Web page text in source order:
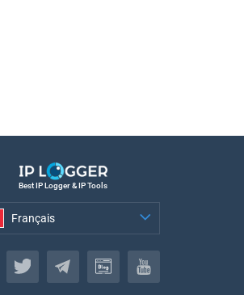
Best IP Logger & IP Tools
Français
Français